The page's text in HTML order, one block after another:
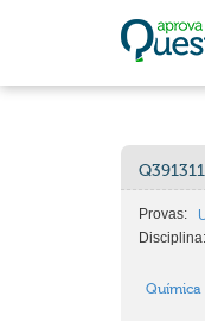
Q391311
Provas:
Disciplina:
Química